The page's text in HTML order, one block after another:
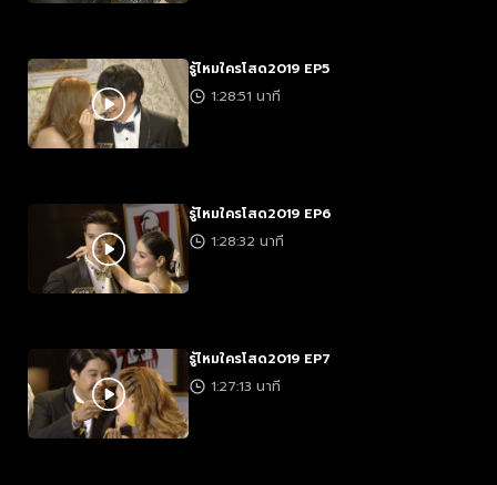
รู้ไหมใครโสด2019 EP5
1:28:51 นาที
รู้ไหมใครโสด2019 EP6
1:28:32 นาที
รู้ไหมใครโสด2019 EP7
1:27:13 นาที